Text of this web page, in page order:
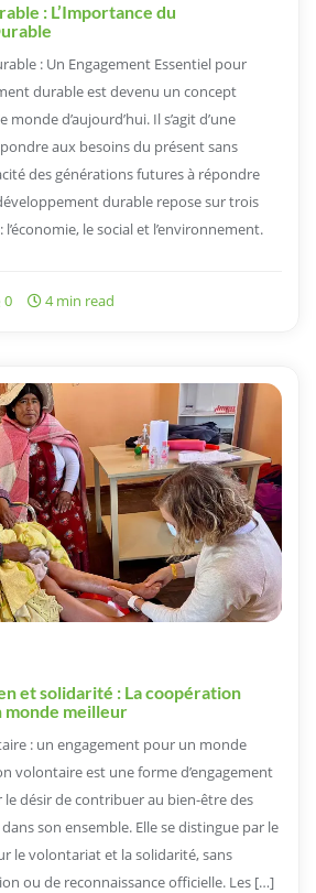
: L’Importance du
: Un Engagement Essentiel pour
durable est devenu un concept
d’aujourd’hui. Il s’agit d’une
aux besoins du présent sans
des générations futures à répondre
durable repose sur trois
le social et l’environnement.
0 4 min read
et solidarité : La coopération
meilleur
: un engagement pour un monde
volontaire est une forme d’engagement
désir de contribuer au bien-être des
son ensemble. Elle se distingue par le
le volontariat et la solidarité, sans
ou de reconnaissance officielle. Les […]